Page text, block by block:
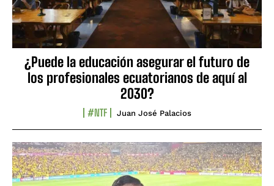
¿Puede la educación asegurar el futuro de
los profesionales ecuatorianos de aquí al
2030?
#NTF Juan José Palacios